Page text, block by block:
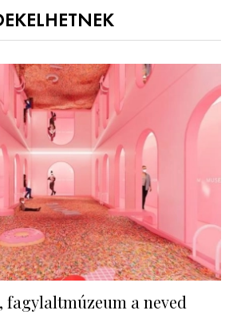
fagylaltmúzeum a neved